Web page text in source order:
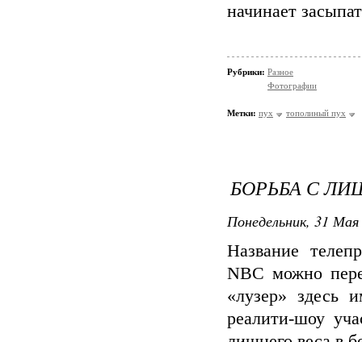
начинает
Рубрики: Разное
Фотографии
Метки: пух тополиный пух
БОРЬБА С
Понедельник, 31
Название
NBC можно
«лузер» здесь
реалити-шоу